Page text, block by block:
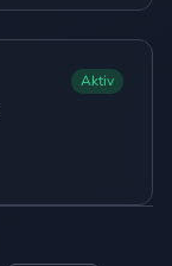
Aktiv